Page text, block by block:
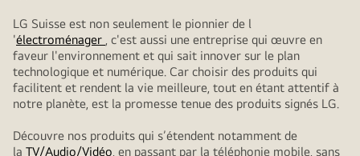
LG Suisse est non seulement le pionnier de l
'électroménager , c'est aussi une entreprise qui œuvre en
faveur l'environnement et qui sait innover sur le plan
technologique et numérique. Car choisir des produits qui
facilitent et rendent la vie meilleure, tout en étant attentif à
notre planète, est la promesse tenue des produits signés LG.
Découvre nos produits qui s’étendent notamment de
la TV/Audio/Vidéo, en passant par la téléphonie mobile, sans